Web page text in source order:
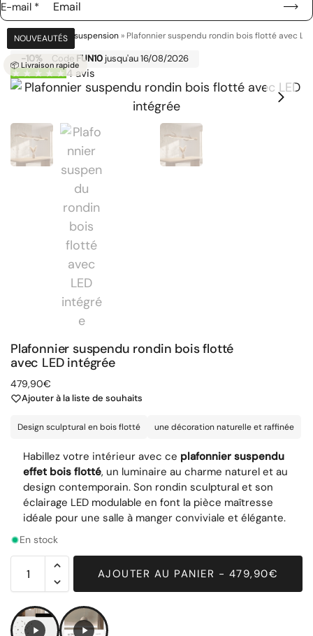
E-mail *
Accueil»Lustre suspension » Plafonnier suspendu rondin bois flotté avec
📦 Livraison rapide
-10% Code FUN10 jusqu'au 16/08/2026
4 avis
Plafonnier suspendu rondin bois flotté
avec LED intégrée
479,90€
Ajouter à la liste de souhaits
Design sculptural en bois flotté une décoration naturelle et raffinée
Habillez votre intérieur avec ce plafonnier suspendu
effet bois flotté, un luminaire au charme naturel et au
design contemporain. Son rondin sculptural et son
éclairage LED modulable en font la pièce maîtresse
idéale pour une salle à manger conviviale et élégante.
En stock
AJOUTER AU PANIER - 479,90€
NOUVEAUTÉS
NOUVEAUTÉS
NOUVEAUTÉS
NOUVEAUTÉS
NOUVEAUTÉS